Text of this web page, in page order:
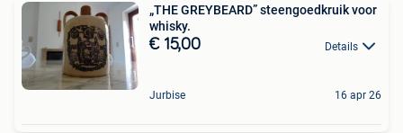
„THE GREYBEARD” steengoedkruik voor
whisky.
€ 15,00 Details
Jurbise 16 apr 26